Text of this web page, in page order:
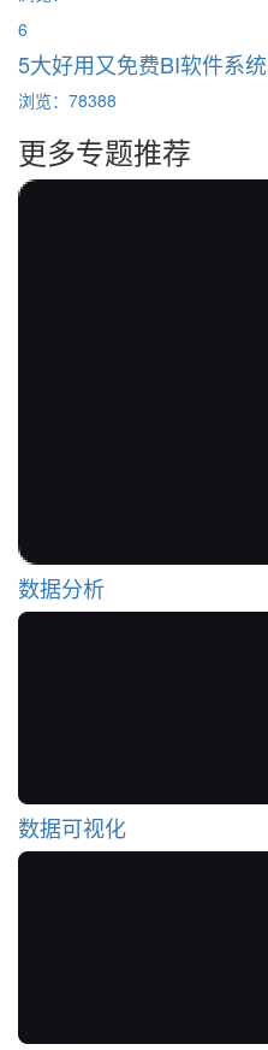
6
5大好用又免费BI软件系统
浏览：78388
更多专题推荐
数据分析
数据可视化